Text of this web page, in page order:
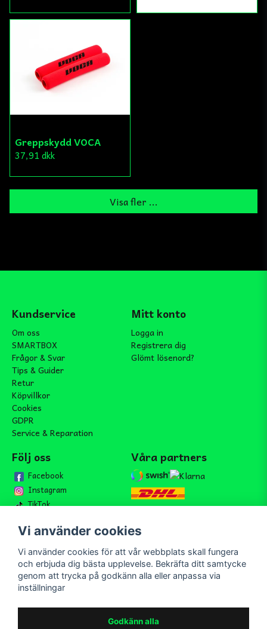
Greppskydd VOCA
37,91 dkk
Visa fler ...
Kundservice
Om oss
SMARTBOX
Frågor & Svar
Tips & Guider
Retur
Köpvillkor
Cookies
GDPR
Service & Reparation
Mitt konto
Logga in
Registrera dig
Glömt lösenord?
Följ oss
Facebook
Instagram
TikTok
Våra partners
Bli medlem i vårt nyhetsbrev
email
Mejladress Skicka
Bli medlem i vårt nyhetsbrev och ta del av våra nyheter och
Vi använder cookies
Vi använder cookies för att vår webbplats skall fungera
och erbjuda dig bästa upplevelse. Bekräfta ditt samtycke
genom att trycka på godkänn alla eller anpassa via
inställningar
Godkänn alla